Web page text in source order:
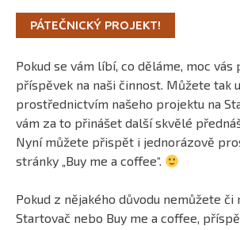
PÁTEČNICKÝ PROJEKT!
Pokud se vám líbí, co děláme, moc vás
příspěvek na naši činnost. Můžete tak
prostřednictvím našeho projektu na
vám za to přinášet další skvělé
Nyní můžete přispět i jednorázově
stránky „Buy me a coffee“.
Pokud z nějakého důvodu nemůžete
Startovač nebo Buy me a coffee,